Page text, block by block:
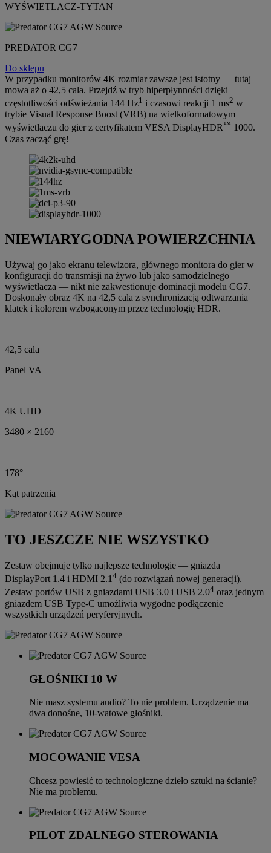
WYŚWIETLACZ-TYTAN
PREDATOR CG7
Do sklepu
W przypadku monitorów 4K rozmiar zawsze jest istotny — tutaj
mowa aż o 42,5 cala. Przejdź w tryb hiperpłynności dzięki
częstotliwości odświeżania 144 Hz1 i czasowi reakcji 1 ms2 w
trybie Visual Response Boost (VRB) na wielkoformatowym
wyświetlaczu do gier z certyfikatem VESA DisplayHDR™ 1000.
Czas zacząć grę!
NIEWIARYGODNA POWIERZCHNIA
Używaj go jako ekranu telewizora, głównego monitora do gier w
konfiguracji do transmisji na żywo lub jako samodzielnego
wyświetlacza — nikt nie zakwestionuje dominacji modelu CG7.
Doskonały obraz 4K na 42,5 cala z synchronizacją odtwarzania
klatek i kolorem wzbogaconym przez technologię HDR.
42,5 cala
Panel VA
4K UHD
3480 × 2160
178°
Kąt patrzenia
TO JESZCZE NIE WSZYSTKO
Zestaw obejmuje tylko najlepsze technologie — gniazda
DisplayPort 1.4 i HDMI 2.14 (do rozwiązań nowej generacji).
Zestaw portów USB z gniazdami USB 3.0 i USB 2.04 oraz jednym
gniazdem USB Type-C umożliwia wygodne podłączenie
wszystkich urządzeń peryferyjnych.
GŁOŚNIKI 10 W
Nie masz systemu audio? To nie problem. Urządzenie ma
dwa donośne, 10-watowe głośniki.
MOCOWANIE VESA
Chcesz powiesić to technologiczne dzieło sztuki na ścianie?
Nie ma problemu.
PILOT ZDALNEGO STEROWANIA